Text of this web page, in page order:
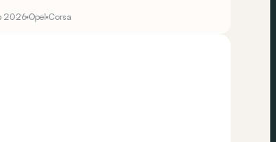
E-208 GTi.
2026 Opel Corsa